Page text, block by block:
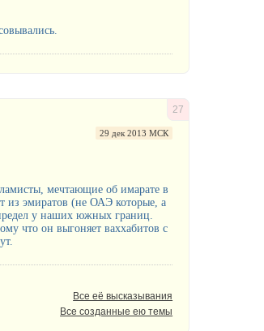
27
29 дек 2013 МСК
мечтающие об имарате в
из эмиратов (не ОАЭ которые, а
у наших южных границ.
что он выгоняет ваххабитов с
Все её высказывания
Все созданные ею темы